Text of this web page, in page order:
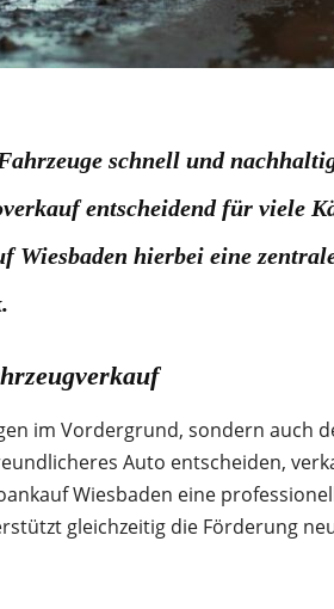
schnell und
entscheidend für viele
hierbei eine
im Vordergrund, sondern auch
Auto entscheiden,
Wiesbaden eine
gleichzeitig die Förderung